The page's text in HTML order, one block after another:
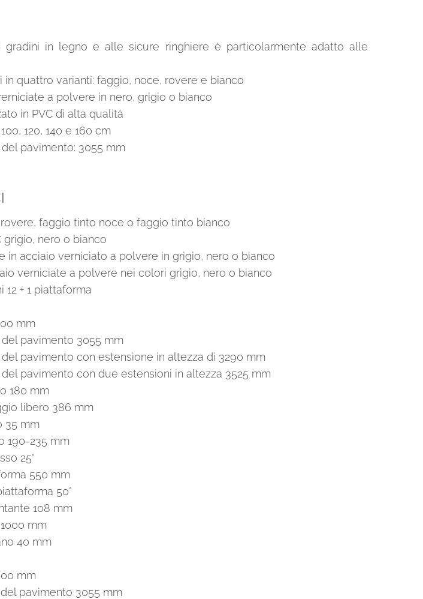
gradini in legno e alle sicure ringhiere è particolarmente adatto alle
in quattro varianti: faggio, noce, rovere e bianco
a polvere in nero, grigio o bianco
in PVC di alta qualità
120, 140 e 160 cm
pavimento: 3055 mm
faggio tinto noce o faggio tinto bianco
grigio, nero o bianco
in acciaio verniciato a polvere in grigio, nero o bianco
verniciate a polvere nei colori grigio, nero o bianco
+ 1 piattaforma
mm
pavimento 3055 mm
pavimento con estensione in altezza di 3290 mm
pavimento con due estensioni in altezza 3525 mm
180 mm
libero 386 mm
35 mm
190-235 mm
25°
550 mm
50°
108 mm
mm
40 mm
mm
pavimento 3055 mm